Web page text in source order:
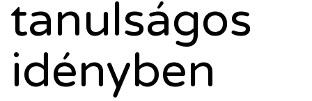
tanulságos
idényben